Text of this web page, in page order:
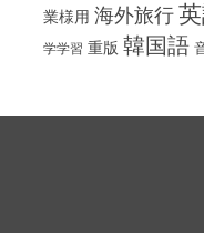
業様用 海外旅行
学学習 重版 韓国語